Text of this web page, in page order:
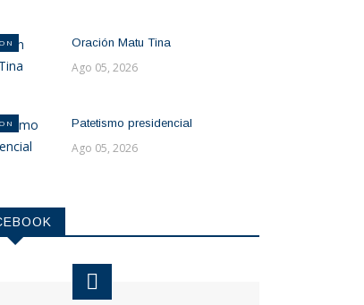
Oración Matu Tina
Ago 05, 2026
Patetismo presidencial
Ago 05, 2026